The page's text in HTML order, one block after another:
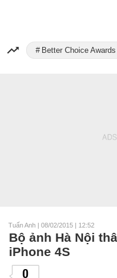
Better Choice
Tuấn Anh | 08/02/2015 | 12:52
Bộ ảnh Hà Nội
iPhone 4S
0